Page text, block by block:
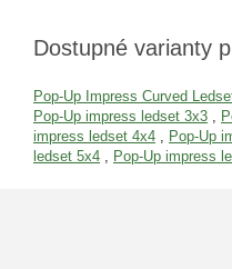
Dostupné varianty
Pop-Up Impress Curved
Pop-Up impress ledset 3x3 ,
impress ledset 4x4 , Pop-Up
ledset 5x4 , Pop-Up impress